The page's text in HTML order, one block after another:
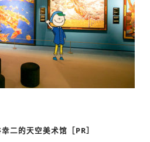
二的天空美术馆［PR］